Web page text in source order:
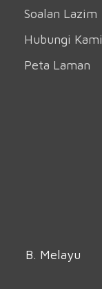
Soalan Lazim
Hubungi Kami
Peta Laman
B. Melayu